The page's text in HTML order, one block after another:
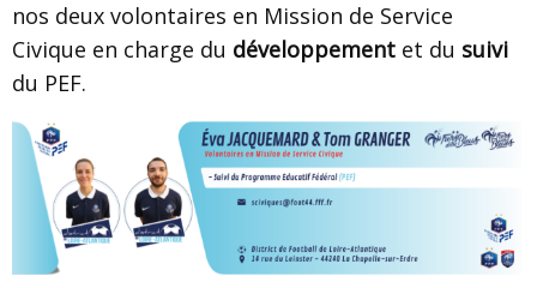
nos deux volontaires en Mission de Service
Civique en charge du développement et du suivi
du PEF.